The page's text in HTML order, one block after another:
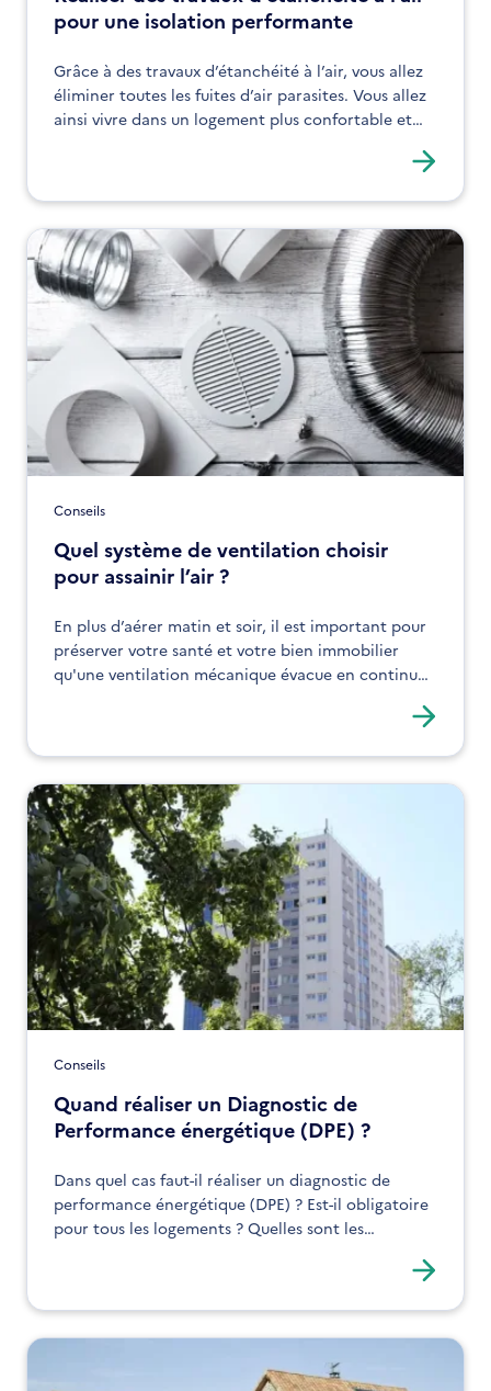
pour une isolation performante
Grâce à des travaux d’étanchéité à l’air, vous allez
éliminer toutes les fuites d’air parasites. Vous allez
ainsi vivre dans un logement plus confortable et
Conseils
Quel système de ventilation choisir
pour assainir l’air ?
En plus d’aérer matin et soir, il est important pour
préserver votre santé et votre bien immobilier
qu'une ventilation mécanique évacue en continu
Conseils
Quand réaliser un Diagnostic de
Performance énergétique (DPE) ?
Dans quel cas faut-il réaliser un diagnostic de
performance énergétique (DPE) ? Est-il obligatoire
pour tous les logements ? Quelles sont les